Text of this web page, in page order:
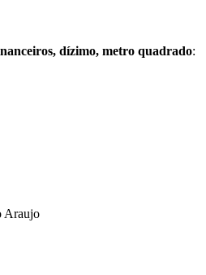
dízimo, metro quadrado:
Araujo